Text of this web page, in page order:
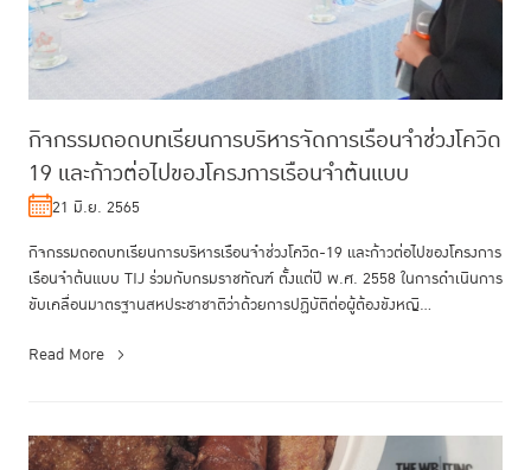
กิจกรรมถอดบทเรียนการบริหารจัดการเรือนจำช่วงโควิด
19 และก้าวต่อไปของโครงการเรือนจำต้นแบบ
21 มิ.ย. 2565
กิจกรรมถอดบทเรียนการบริหารเรือนจำช่วงโควิด-19 และก้าวต่อไปของโครงการ
เรือนจำต้นแบบ TIJ ร่วมกับกรมราชทัณฑ์ ตั้งแต่ปี พ.ศ. 2558 ในการดำเนินการ
ขับเคลื่อนมาตรฐานสหประชาชาติว่าด้วยการปฏิบัติต่อผู้ต้องขังหญิ...
Read More